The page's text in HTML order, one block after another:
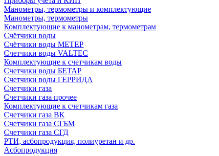
Манометры, термометры и комплектующие
Манометры, термометры
Комплектующие к манометрам, термометрам
Счётчики воды
Счётчики воды МЕТЕР
Счетчики воды VALTEC
Комплектующие к счетчикам воды
Счетчики воды БЕТАР
Счетчики воды ГЕРРИДА
Счетчики газа
Счетчики газа прочее
Комплектующие к счетчикам газа
Счетчики газа ВК
Счетчики газа СГБМ
Счетчики газа СГД
РТИ, асбопродукция, полиуретан и др.
Асбопродукция